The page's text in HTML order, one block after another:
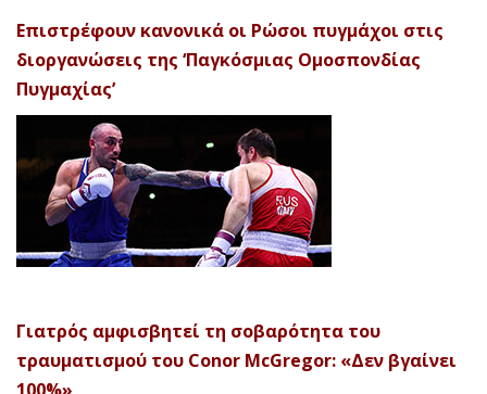
Επιστρέφουν κανονικά οι Ρώσοι πυγμάχοι στις
διοργανώσεις της ‘Παγκόσμιας Ομοσπονδίας
Πυγμαχίας’
Γιατρός αμφισβητεί τη σοβαρότητα του
τραυματισμού του Conor McGregor: «Δεν βγαίνει